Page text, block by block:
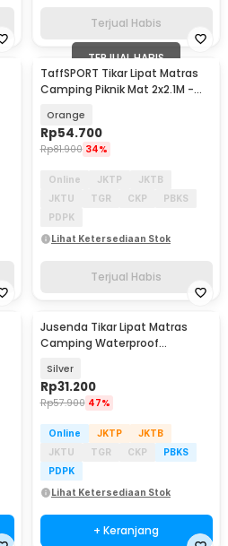
Terjual Habis
TERJUAL HABIS
TaffSPORT Tikar Lipat Matras
Camping Piknik Mat 2x2.1M -
Orange
Rp54.700
Rp81.900 34%
Online JKTP
JKTB
JKTU
TGR CKP
PBKS
PDPK
Lihat Ketersediaan Stok
Terjual Habis
Jusenda Tikar Lipat Matras
Camping Waterproof
HL-306
Silver
Rp31.200
Rp57.900 47%
Online JKTP
JKTB
JKTU
TGR CKP
PBKS
PDPK
Lihat Ketersediaan Stok
+ Keranjang